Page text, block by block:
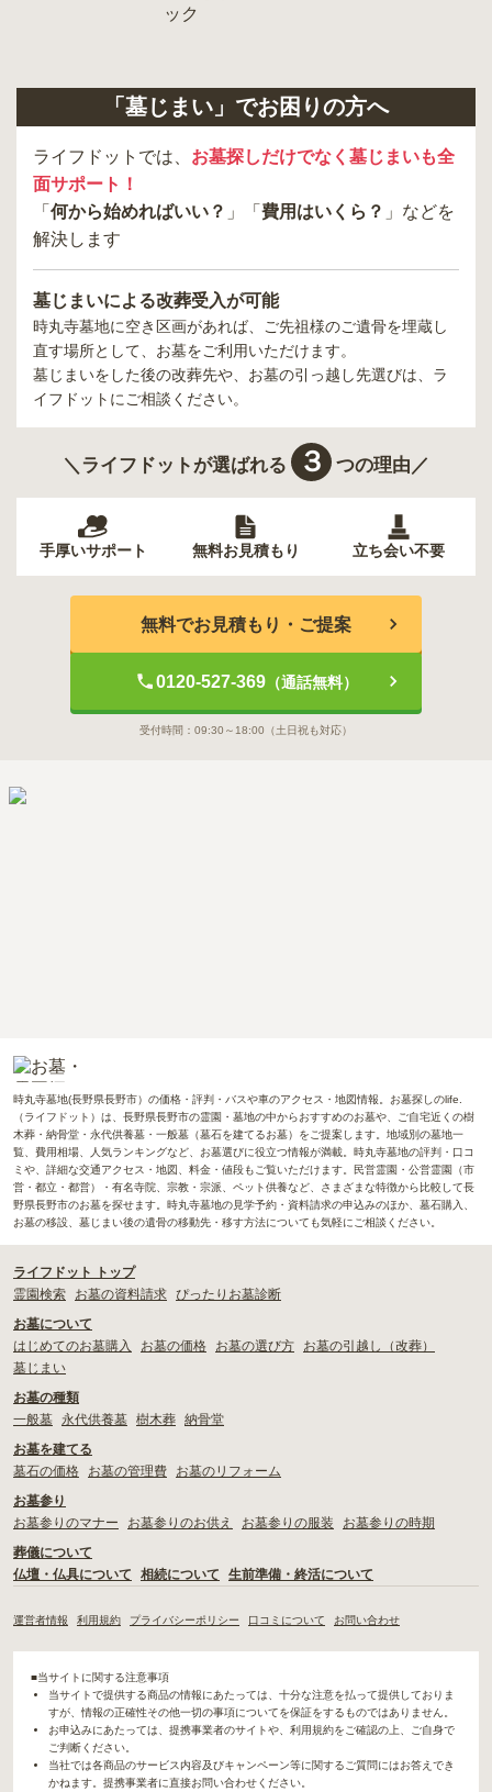
「墓じまい」でお困りの方へ
ライフドットでは、 お墓探しだけでなく墓じまいも全
面サポート！
「 何から始めればいい？ 」「 費用はいくら？ 」などを
解決します
墓じまいによる改葬受入が可能
時丸寺墓地に空き区画があれば、ご先祖様のご遺骨を埋蔵し
直す場所として、お墓をご利用いただけます。
墓じまいをした後の改葬先や、お墓の引っ越し先選びは、ラ
イフドットにご相談ください。
＼ライフドットが選ばれる ３ つの理由／
手厚いサポート 無料お見積もり 立ち会い不要
無料でお見積もり・ご提案
0120-527-369（通話無料）
受付時間： 09:30～18:00 （土日祝も対応）
時丸寺墓地(長野県長野市）の価格・評判・バスや車のアクセス・地図情報。お墓探しのlife.
（ライフドット）は、長野県長野市の霊園・墓地の中からおすすめのお墓や、ご自宅近くの樹
木葬・納骨堂・永代供養墓・一般墓（墓石を建てるお墓）をご提案します。地域別の墓地一
覧、費用相場、人気ランキングなど、お墓選びに役立つ情報が満載。時丸寺墓地の評判・口コ
ミや、詳細な交通アクセス・地図、料金・値段もご覧いただけます。民営霊園・公営霊園（市
営・都立・都営）・有名寺院、宗教・宗派、ペット供養など、さまざまな特徴から比較して長
野県長野市のお墓を探せます。時丸寺墓地の見学予約・資料請求の申込みのほか、墓石購入、
お墓の移設、墓じまい後の遺骨の移動先・移す方法についても気軽にご相談ください。
ライフドット トップ
霊園検索
お墓の資料請求 ぴったりお墓診断
お墓について
はじめてのお墓購入
お墓の価格 お墓の選び方
お墓の引越し（改葬）
墓じまい
お墓の種類
一般墓
永代供養墓 樹木葬 納骨堂
お墓を建てる
墓石の価格
お墓の管理費
お墓のリフォーム
お墓参り
お墓参りのマナー
お墓参りのお供え お墓参りの服装
お墓参りの時期
葬儀について
仏壇・仏具について
相続について 生前準備・終活について
運営者情報 利用規約 プライバシーポリシー 口コミについて お問い合わせ
■当サイトに関する注意事項
当サイトで提供する商品の情報にあたっては、十分な注意を払って提供しておりま
すが、情報の正確性その他一切の事項についてを保証をするものではありません。
お申込みにあたっては、提携事業者のサイトや、利用規約をご確認の上、ご自身で
ご判断ください。
当社では各商品のサービス内容及びキャンペーン等に関するご質問にはお答えでき
かねます。提携事業者に直接お問い合わせください。